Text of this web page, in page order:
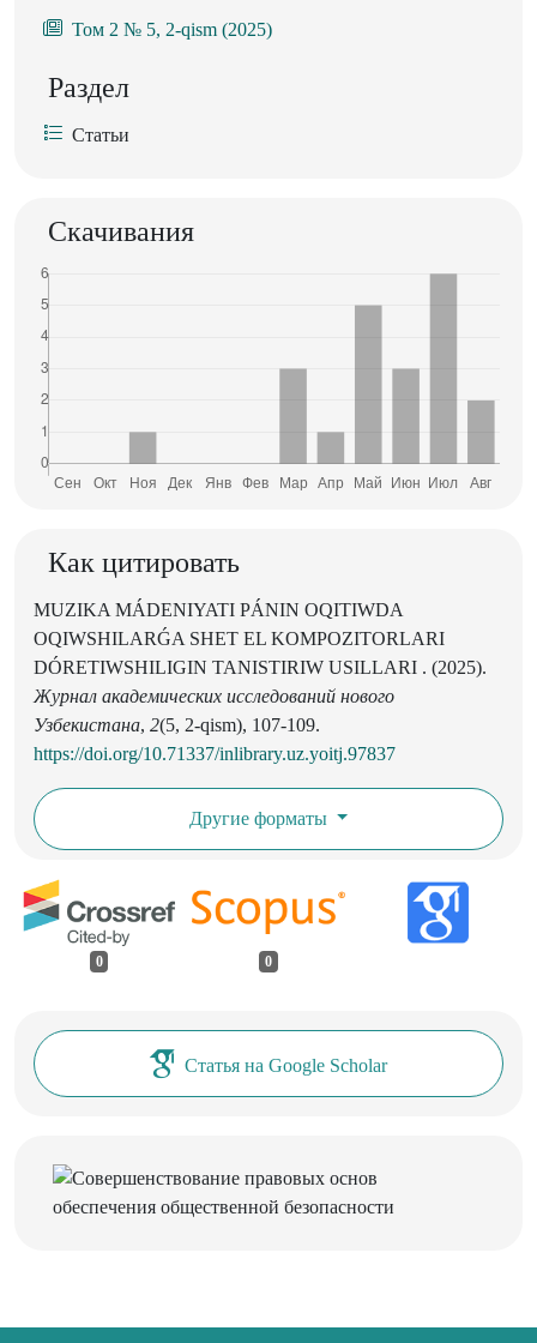
Том 2 № 5, 2-qism (2025)
Раздел
Статьи
Скачивания
Как цитировать
MUZIKA MÁDENIYATI PÁNIN OQITIWDA
OQIWSHILARǴA SHET EL KOMPOZITORLARI
DÓRETIWSHILIGIN TANISTIRIW USILLARI . (2025).
Журнал академических исследований нового
Узбекистана, 2(5, 2-qism), 107-109.
https://doi.org/10.71337/inlibrary.uz.yoitj.97837
Другие форматы
0 0
Статья на Google Scholar